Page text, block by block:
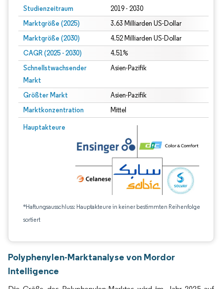
Studienzeitraum 2019 - 2030
Marktgröße (2025) 3.63 Milliarden US-Dollar
Marktgröße (2030) 4.52 Milliarden US-Dollar
CAGR (2025 - 2030) 4.51%
Schnellstwachsender
Markt
Asien-Pazifik
Größter Markt Asien-Pazifik
Marktkonzentration Mittel
Hauptakteure
*Haftungsausschluss: Hauptakteure in keiner bestimmten Reihenfolge
sortiert
Polyphenylen-Marktanalyse von Mordor
Intelligence